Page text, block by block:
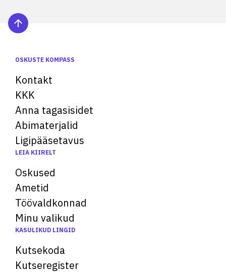
OSKUSTE KOMPASS
Kontakt
KKK
Anna tagasisidet
Abimaterjalid
Ligipääsetavus
LEIA KIIRELT
Oskused
Ametid
Töövaldkonnad
Minu valikud
KASULIKUD LINGID
Kutsekoda
Kutseregister